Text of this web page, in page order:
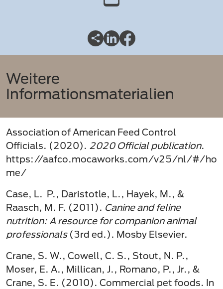
Weitere
Informationsmaterialien
Association of American Feed Control
Officials. (2020). 2020 Official publication.
https://aafco.mocaworks.com/v25/nl/#/ho
me/
Case, L. P., Daristotle, L., Hayek, M., &
Raasch, M. F. (2011). Canine and feline
nutrition: A resource for companion animal
professionals(3rd ed.). Mosby Elsevier.
Crane, S. W., Cowell, C. S., Stout, N. P.,
Moser, E. A., Millican, J., Romano, P., Jr., &
Crane, S. E. (2010). Commercial pet foods. In